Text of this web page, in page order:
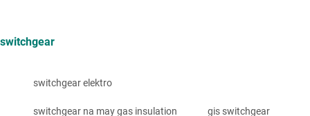
switchgear
switchgear elektro
switchgear na may gas insulation gis switchgear